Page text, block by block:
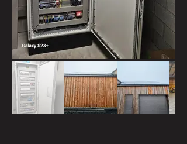
Enfin, l’ensemble a été intégré dans
une gestion KNX, offrant une
supervision centralisée et intelligente
des équipements. Cette solution
permet de piloter facilement les
éclairages, de gérer différents
scénarios d’utilisation, et d’optimiser
les consommations en fonction des
horaires ou de l’occupation. Grâce à